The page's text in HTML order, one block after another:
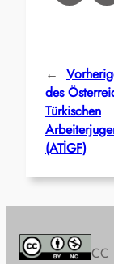
←
des
Türkischen
(ATİGF)
CC